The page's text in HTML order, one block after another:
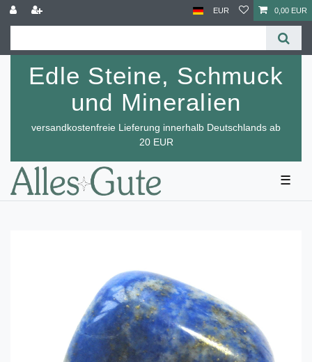
EUR 0,00 EUR
Edle Steine, Schmuck
und Mineralien
versandkostenfreie Lieferung innerhalb Deutschlands ab
20 EUR
☰